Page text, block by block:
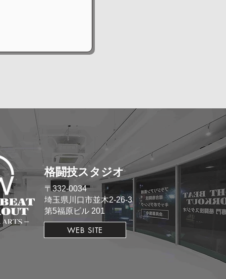
格闘技スタジオ
​〒332-0034
埼玉県川口市並木2-26-3
​第5福原ビル 201
WEB SITE